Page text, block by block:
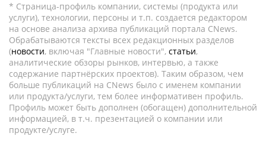
* Страница-профиль компании, системы (продукта или
услуги), технологии, персоны и т.п. создается редактором
на основе анализа архива публикаций портала CNews.
Обрабатываются тексты всех редакционных разделов
(новости, включая "Главные новости", статьи,
аналитические обзоры рынков, интервью, а также
содержание партнёрских проектов). Таким образом, чем
больше публикаций на CNews было с именем компании
или продукта/услуги, тем более информативен профиль.
Профиль может быть дополнен (обогащен) дополнительной
информацией, в т.ч. презентацией о компании или
продукте/услуге.